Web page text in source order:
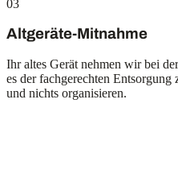
03
Altgeräte-Mitnahme
Ihr altes Gerät nehmen wir bei
es der fachgerechten Entsorgung
und nichts organisieren.